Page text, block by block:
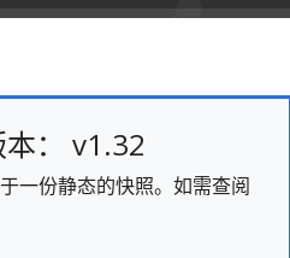
： v1.32
一份静态的快照。如需查阅